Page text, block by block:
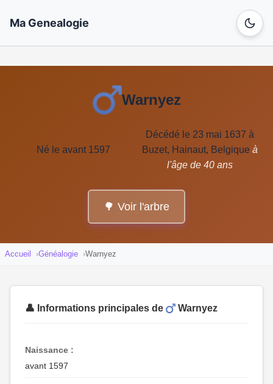
Ma Genealogie
Warnyez
Né le avant 1597
Décédé le 23 mai 1637 à
Buzet, Hainaut, Belgique à
l'âge de 40 ans
🌳 Voir l'arbre
Accueil Généalogie Warnyez
👤 Informations principales de Warnyez
Naissance :
avant 1597